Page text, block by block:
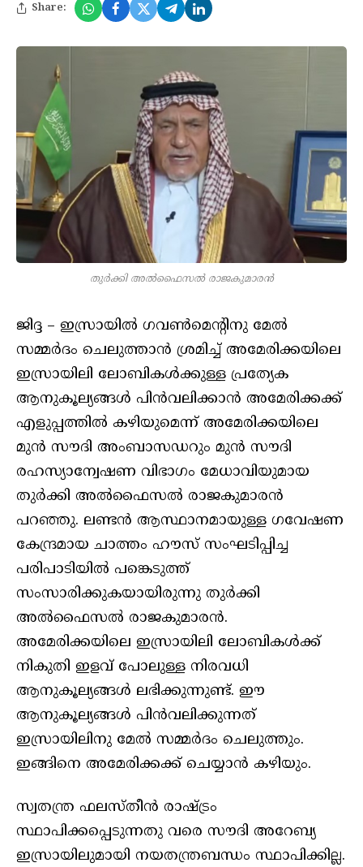
Share:
തുര്‍ക്കി അല്‍ഫൈസല്‍ രാജകുമാരന്‍
ജിദ്ദ – ഇസ്രായില്‍ ഗവണ്‍മെന്റിനു മേല്‍
സമ്മര്‍ദം ചെലുത്താന്‍ ശ്രമിച്ച് അമേരിക്കയിലെ
ഇസ്രായിലി ലോബികള്‍ക്കുള്ള പ്രത്യേക
ആനുകൂല്യങ്ങള്‍ പിന്‍വലിക്കാന്‍ അമേരിക്കക്ക്
എളുപ്പത്തില്‍ കഴിയുമെന്ന് അമേരിക്കയിലെ
മുന്‍ സൗദി അംബാസഡറും മുന്‍ സൗദി
രഹസ്യാന്വേഷണ വിഭാഗം മേധാവിയുമായ
തുര്‍ക്കി അല്‍ഫൈസല്‍ രാജകുമാരന്‍
പറഞ്ഞു. ലണ്ടന്‍ ആസ്ഥാനമായുള്ള ഗവേഷണ
കേന്ദ്രമായ ചാത്തം ഹൗസ് സംഘടിപ്പിച്ച
പരിപാടിയില്‍ പങ്കെടുത്ത്
സംസാരിക്കുകയായിരുന്നു തുര്‍ക്കി
അല്‍ഫൈസല്‍ രാജകുമാരന്‍.
അമേരിക്കയിലെ ഇസ്രായിലി ലോബികള്‍ക്ക്
നികുതി ഇളവ് പോലുള്ള നിരവധി
ആനുകൂല്യങ്ങള്‍ ലഭിക്കുന്നുണ്ട്. ഈ
ആനുകൂല്യങ്ങള്‍ പിന്‍വലിക്കുന്നത്
ഇസ്രായിലിനു മേല്‍ സമ്മര്‍ദം ചെലുത്തും.
ഇങ്ങിനെ അമേരിക്കക്ക് ചെയ്യാന്‍ കഴിയും.
സ്വതന്ത്ര ഫലസ്തീന്‍ രാഷ്ട്രം
സ്ഥാപിക്കപ്പെടുന്നതു വരെ സൗദി അറേബ്യ
ഇസ്രായിലുമായി നയതന്ത്രബന്ധം സ്ഥാപിക്കില്ല.